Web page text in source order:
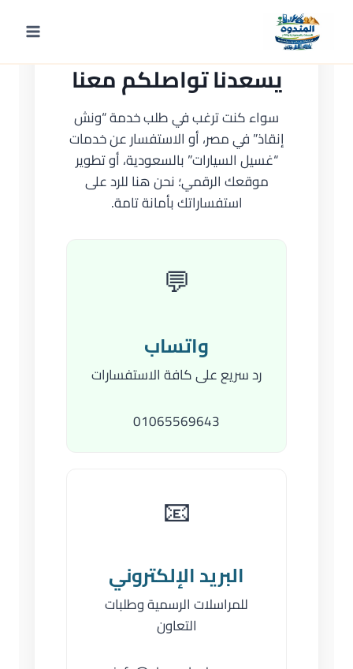
المحتوى
يسعدنا تواصلكم معنا
سواء كنت ترغب في طلب خدمة “ونش
إنقاذ” في مصر، أو الاستفسار عن خدمات
“غسيل السيارات” بالسعودية، أو تطوير
موقعك الرقمي؛ نحن هنا للرد على
استفساراتك بأمانة تامة.
💬
واتساب
رد سريع على كافة الاستفسارات
01065569643
📧
البريد الإلكتروني
للمراسلات الرسمية وطلبات
التعاون